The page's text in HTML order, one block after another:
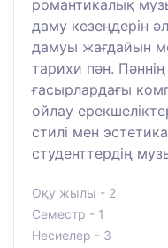
романтикалық
даму кезеңдерін
дамуы жағдайын
тарихи пән.
ғасырлардағы
ойлау
стилі мен
студенттердің
Оқу жылы - 2
Семестр - 1
Несиелер - 3